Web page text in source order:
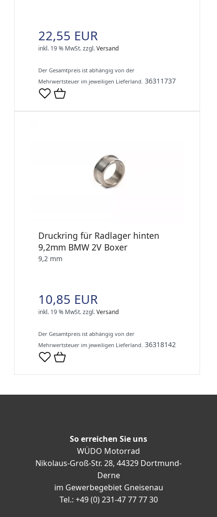
22,55 EUR
inkl. 19 % MwSt.zzgl.Versand
Der Gesamtpreis ist abhängig von der
Mehrwertsteuer im jeweiligen Lieferland. 36311737
Druckring für Radlager hinten
9,2mm BMW 2V Boxer
9,2 mm
10,85 EUR
inkl. 19 % MwSt.zzgl.Versand
Der Gesamtpreis ist abhängig von der
Mehrwertsteuer im jeweiligen Lieferland. 36318142
So erreichen Sie uns
WÜDO Motorrad
Nikolaus-Groß-Str. 28, 44329 Dortmund-
Derne
im Gewerbegebiet Gneisenau
Tel.: +49 (0) 231-47 77 77 30